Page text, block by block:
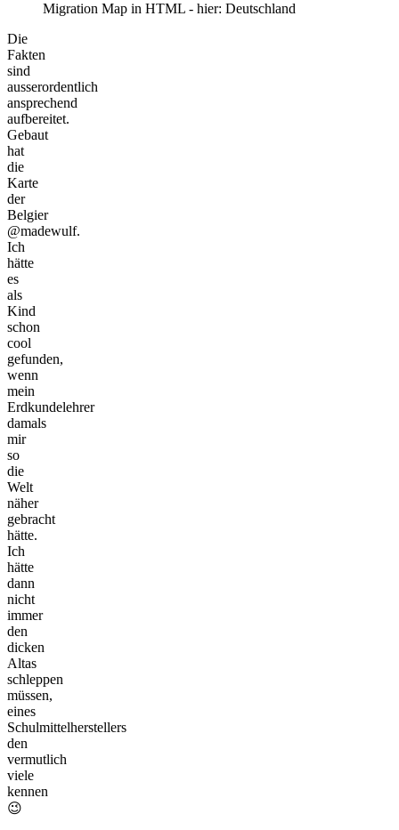
Migration Map in HTML - hier: Deutschland
Die
Fakten
sind
ausserordentlich
ansprechend
aufbereitet.
Gebaut
hat
die
Karte
der
Belgier
@madewulf.
Ich
hätte
es
als
Kind
schon
cool
gefunden,
wenn
mein
Erdkundelehrer
damals
mir
so
die
Welt
näher
gebracht
hätte.
Ich
hätte
dann
nicht
immer
den
dicken
Altas
schleppen
müssen,
eines
Schulmittelherstellers
den
vermutlich
viele
kennen
😉